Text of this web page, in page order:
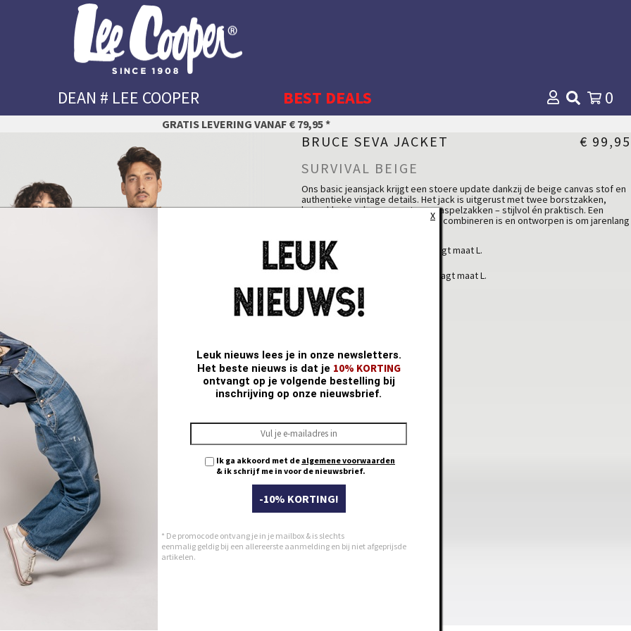
DEAN # LEE COOPER BEST DEALS 0
GRATIS LEVERING VANAF € 79,95 *
BRUCE SEVA JACKET
€ 99,95
SURVIVAL BEIGE
Ons basic jeansjack krijgt een stoere update dankzij de beige canvas stof en
authentieke vintage details. Het jack is uitgerust met twee borstzakken,
koperkleurige knopen en twee paspelzakken – stijlvol én praktisch. Een
veelzijdig stuk dat moeiteloos te combineren is en ontworpen is om jarenlang
✔ Stijlvol canvas jacket
✔ Regular fit voor een comfortabele pasvorm
✔ Beige kleur voor een tijdloze look
✔ Handige, ingewerkte zakken
Het heren model is 1.89m en draagt maat L.
Het dames model is 1.68m en draagt maat L.
UITVERKOCHT
X
Leuk nieuws lees je in onze newsletters.
Het beste nieuws is dat je 10% KORTING
ontvangt op je volgende bestelling bij
inschrijving op onze nieuwsbrief.
Ik ga akkoord met de algemene voorwaarden
& ik schrijf me in voor de nieuwsbrief.
-10% KORTING!
* De promocode ontvang je in je mailbox & is slechts
eenmalig geldig bij een allereerste aanmelding en bij niet afgeprijsde
artikelen.